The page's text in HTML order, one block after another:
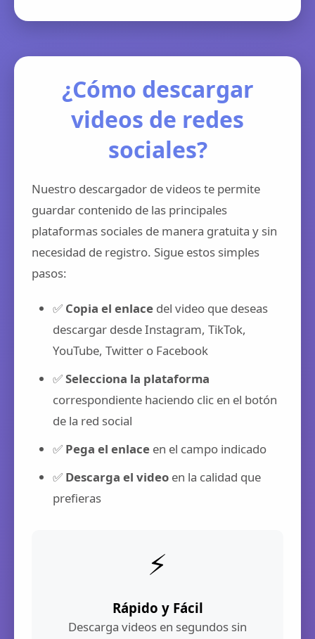
¿Cómo descargar
videos de redes
sociales?
Nuestro descargador de videos te permite
guardar contenido de las principales
plataformas sociales de manera gratuita y sin
necesidad de registro. Sigue estos simples
pasos:
✅ Copia el enlace del video que deseas
descargar desde Instagram, TikTok,
YouTube, Twitter o Facebook
✅Selecciona la plataforma
correspondiente haciendo clic en el botón
de la red social
✅ Pega el enlace en el campo indicado
✅ Descarga el video en la calidad que
prefieras
⚡
Rápido y Fácil
Descarga videos en segundos sin